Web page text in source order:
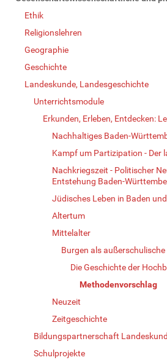
Ethik
Religionslehren
Geographie
Geschichte
Landeskunde, Landesgeschichte
Unterrichtsmodule
Erkunden, Erleben, Entdecken:
Nachhaltiges Baden-
Kampf um Partizipation - Der
Nachkriegszeit - Politischer
Entstehung Baden-
Jüdisches Leben in Baden
Altertum
Mittelalter
Burgen als
Die Geschichte der
Methodenvorschlag
Neuzeit
Zeitgeschichte
Bildungspartnerschaft
Schulprojekte